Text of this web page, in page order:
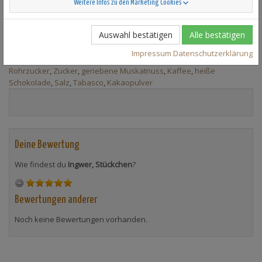
Andere Zutaten aus der Kategorie Sonstiges... Kokosmilch,Sahne,
Limette(n),Rohrzucker,Sodawasser,Ei(er),
Himbeeren (gefroren),brauner
Rohrzucker, Zucker, geriebene Muskatnuss, Kaffee, heiße
Schokolade, Salz,Tabasco, Kakaopulver
Deine Bewertung
Wie findest du Ingwer, Stückchen?
Bewertungen anderer
Noch keine Bewertungen vorhanden.
Weitere Infos zu den Marketing Cookies
Auswahl bestätigen Alle bestätigen
Impressum Datenschutzerklärung